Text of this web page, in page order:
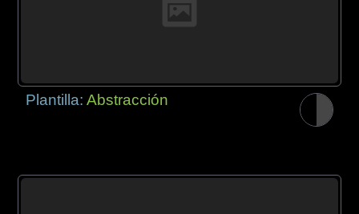
Plantilla:Abstracción